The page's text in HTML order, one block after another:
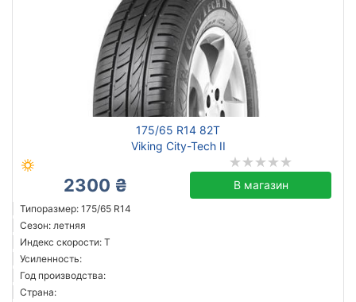
175/65 R14 82T
Viking City-Tech II
2300 ₴ В магазин
Типоразмер: 175/65 R14
Сезон: летняя
Индекс скорости: T
Усиленность:
Год производства:
Страна: